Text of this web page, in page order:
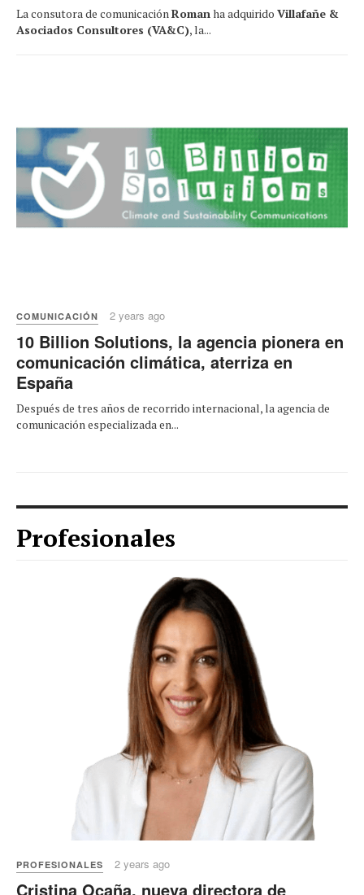
La consutora de comunicación Roman ha adquirido Villafañe &
Asociados Consultores (VA&C), la...
COMUNICACIÓN 2 years ago
10 Billion Solutions, la agencia pionera en
comunicación climática, aterriza en
España
Después de tres años de recorrido internacional, la agencia de
comunicación especializada en...
Profesionales
PROFESIONALES 2 years ago
Cristina Ocaña, nueva directora de